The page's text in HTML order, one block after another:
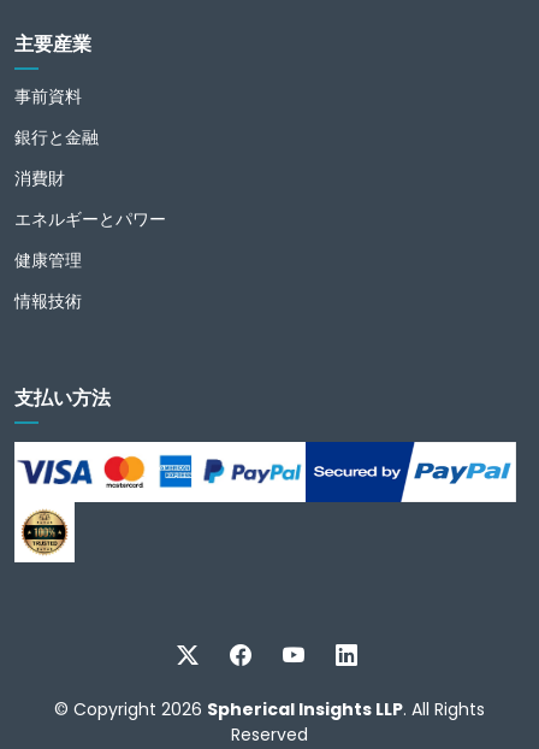
主要産業
事前資料
銀行と金融
消費財
エネルギーとパワー
健康管理
情報技術
支払い方法
© Copyright 2026 Spherical Insights LLP. All Rights
Reserved